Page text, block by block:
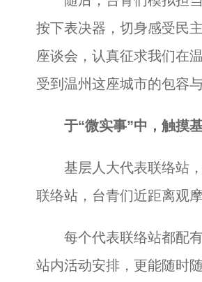
按下表决器，切身感受民
座谈会，认真征求我们在
受到温州这座城市的包容与
于“微实事”中，触摸基
基层人大代表联络站，
联络站，台青们近距离观
每个代表联络站都配有
站内活动安排，更能随时